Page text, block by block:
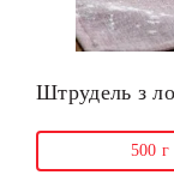
Штрудель з
500 г